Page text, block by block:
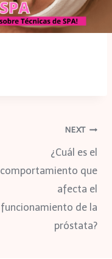
NEXT
¿Cuál es el
comportamiento que
afecta el
funcionamiento de la
próstata?